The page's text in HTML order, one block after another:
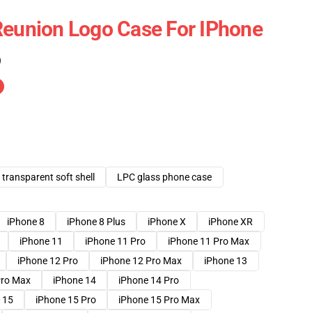
Logo Case For IPhone
transparent soft shell
LPC glass phone case
iPhone 8 iPhone 8 Plus iPhone X
iPhone XR
iPhone 11 iPhone 11 Pro
iPhone 11 Pro Max
iPhone 12 Pro iPhone 12 Pro Max
iPhone 13
Max iPhone 14
iPhone 14 Pro
15 iPhone 15 Pro
iPhone 15 Pro Max